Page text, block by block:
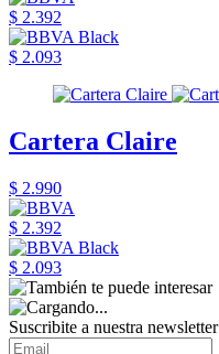
$ 2.392
$ 2.093
Cartera Claire
$ 2.990
$ 2.392
$ 2.093
Suscribite a nuestra newsletter